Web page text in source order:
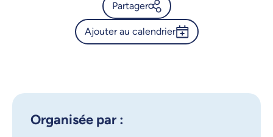
Partager
Calendrier de l’Université de
Ajouter au calendrier
Organisée par :